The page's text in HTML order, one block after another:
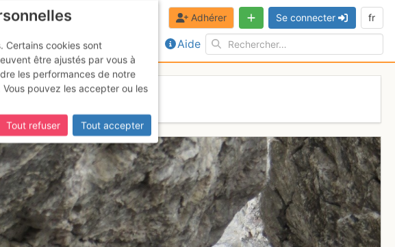
Aide
Adhérer Se connecter fr
Certains cookies sont
être ajustés par vous à
les performances de notre
pouvez les accepter ou les
Tout refuser
Tout accepter